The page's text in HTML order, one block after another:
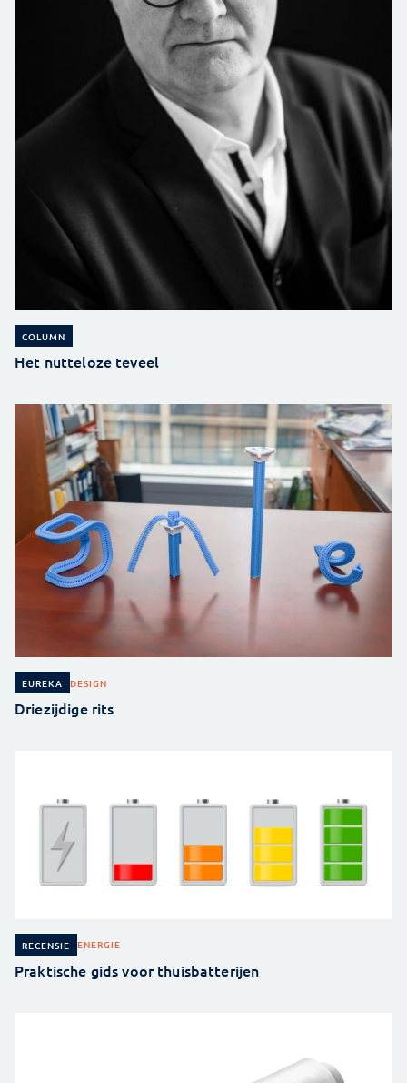
COLUMN
Het nutteloze teveel
EUREKA DESIGN
Driezijdige rits
RECENSIE ENERGIE
Praktische gids voor thuisbatterijen